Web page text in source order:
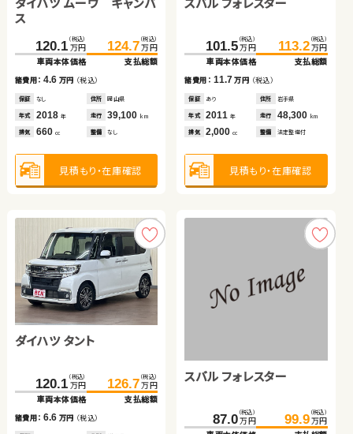
ス
120.1 （税込）
万円
車両本体価格
124.7 （税込）
万円
支払総額
諸費用：4.6 万円 （税込）
保証 なし 住所 岡山県
年式 2018 年 走行 39,100 km
排気 660 cc 整備 なし
見積もり・在庫確認
101.5 （税込）
万円
車両本体価格
113.2 （税込）
万円
支払総額
諸費用： 11.7万円 （税込）
保証 あり 住所 岩手県
年式 2011年 走行 48,300 km
排気 2,000cc 整備 法定整備付
見積もり・在庫確認
ダイハツ タント
120.1 （税込）
万円
車両本体価格
126.7 （税込）
万円
支払総額
諸費用：6.6 万円 （税込）
スバル フォレスター
87.0 （税込）
万円
99.9 （税込）
万円
49.6 （税込）
万円
車両本体価格
54.8 （税込）
万円
支払総額
諸費用：5.2 万円 （税込）
保証 あり 住所 青森県
年式 2015 年 走行 99,100 km
排気 660 cc 整備 法定整備付
見積もり・在庫確認
トヨタ アクア
126.5万円
車両本体価格
諸費用：11.5万円 （税込）
保証 なし 住所 長野県
排気 1,500cc 整備 法定整備付
トヨタ アルファード
337.0万円
スズキ アルト エコ
29.7 （税込）
万円
33.9 （税込）
万円
リッド
260.1 （税込）
万円
車両本体価格
268.9 （税込）
万円
支払総額
諸費用：8.8 万円 （税込）
保証 あり 住所 福島県
年式 2023 年 走行 6,100km
排気 1,500 整備 なし
見積もり・在庫確認
179.7 （税込）
万円
車両本体価格
188.6 （税込）
万円
支払総額
諸費用： 8.9万円（税込）
保証 なし 住所 岡山県
年式 2018年 走行 34,900 km
排気 2,000cc 整備 法定整備付
見積もり・在庫確認
トヨタ ルーミー
99.7 （税込）
万円
車両本体価格
106.8 （税込）
万円
支払総額
諸費用：7.1 万円 （税込）
412.3（税込）
万円
諸費用：10.3万円（税込）